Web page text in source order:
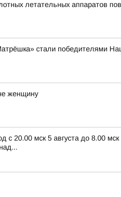
летательных аппаратов
стали победителями
женщину
20.00 мск 5 августа до 8.00